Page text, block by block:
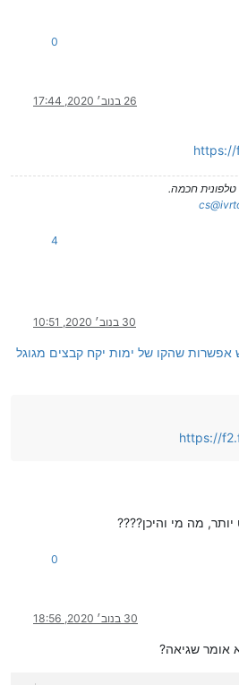
0
26 בנוב׳ 2020, 17:44
https://
4
30 בנוב׳ 2020, 10:51
אפשרות שהקו של ימות יקח קבצים מגוגל
https://
מה מי והיכן????
0
30 בנוב׳ 2020, 18:56
אומר שגיאה?